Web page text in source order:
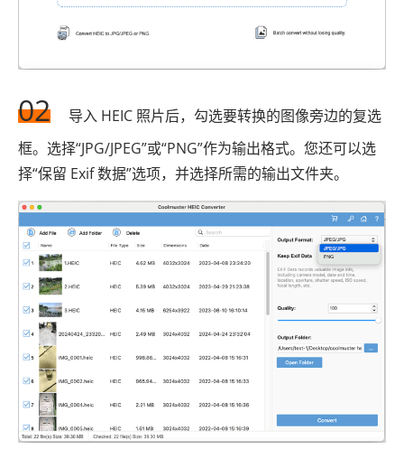
02
导入 HEIC 照片后，勾选要转换的图像旁边的复选
框。选择“JPG/JPEG”或“PNG”作为输出格式。您还可以选
择“保留 Exif 数据”选项，并选择所需的输出文件夹。